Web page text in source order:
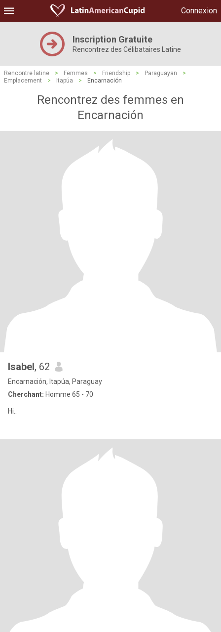
Connexion
Inscription Gratuite
Rencontrez des Célibataires Latine
Rencontre latine > Femmes > Friendship > Paraguayan
>
Emplacement
> Itapúa > Encarnación
Rencontrez des femmes en
Encarnación
Isabel, 62
Encarnación, Itapúa, Paraguay
Cherchant: Homme 65 - 70
Hi..